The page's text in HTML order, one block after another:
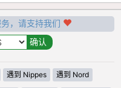
，请支持我们
遇到 Nippes 遇到 Nord